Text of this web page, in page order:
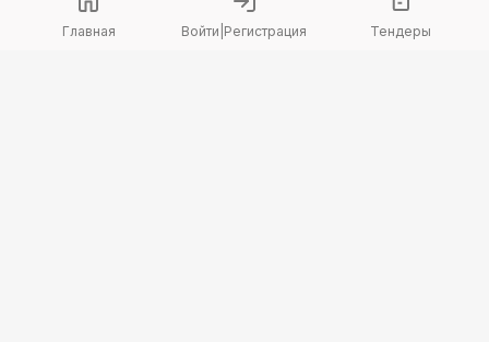
Главная Войти Регистрация Тендеры